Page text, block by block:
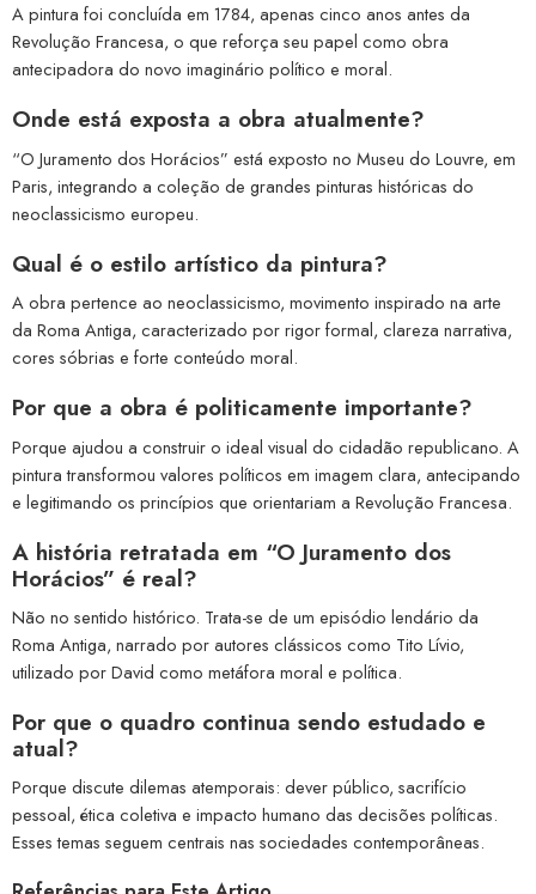
A pintura foi concluída em 1784, apenas cinco anos antes da
Revolução Francesa, o que reforça seu papel como obra
antecipadora do novo imaginário político e moral.
Onde está exposta a obra atualmente?
“O Juramento dos Horácios” está exposto no Museu do Louvre, em
Paris, integrando a coleção de grandes pinturas históricas do
neoclassicismo europeu.
Qual é o estilo artístico da pintura?
A obra pertence ao neoclassicismo, movimento inspirado na arte
da Roma Antiga, caracterizado por rigor formal, clareza narrativa,
cores sóbrias e forte conteúdo moral.
Por que a obra é politicamente importante?
Porque ajudou a construir o ideal visual do cidadão republicano. A
pintura transformou valores políticos em imagem clara, antecipando
e legitimando os princípios que orientariam a Revolução Francesa.
A história retratada em “O Juramento dos
Horácios” é real?
Não no sentido histórico. Trata-se de um episódio lendário da
Roma Antiga, narrado por autores clássicos como Tito Lívio,
utilizado por David como metáfora moral e política.
Por que o quadro continua sendo estudado e
atual?
Porque discute dilemas atemporais: dever público, sacrifício
pessoal, ética coletiva e impacto humano das decisões políticas.
Esses temas seguem centrais nas sociedades contemporâneas.